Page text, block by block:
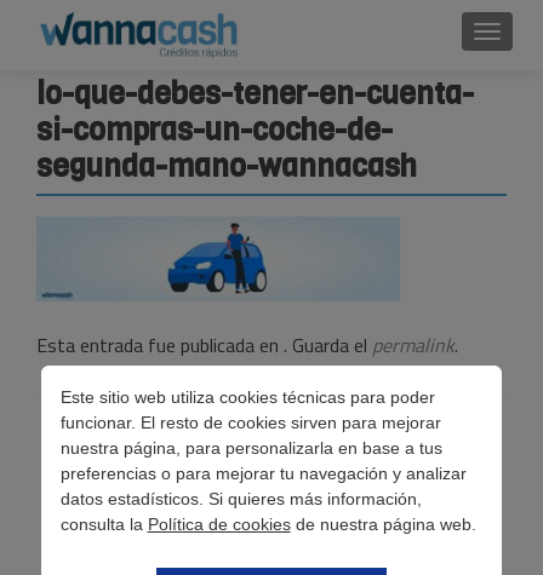
Este sitio web utiliza cookies técnicas para poder
funcionar. El resto de cookies sirven para mejorar
nuestra página, para personalizarla en base a tus
preferencias o para mejorar tu navegación y analizar
datos estadísticos. Si quieres más información,
consulta la Política de cookiesde nuestra página web.
lo-que-debes-tener-en-cuenta-
si-compras-un-coche-de-
segunda-mano-wannacash
Esta entrada fue publicada en . Guarda el permalink.
Navegación
de
entradas
Lo que debes tener en cuenta si compras un coche de
segunda mano